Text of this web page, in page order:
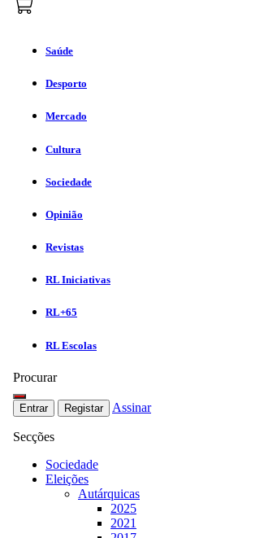
Saúde
Desporto
Mercado
Cultura
Sociedade
Opinião
Revistas
RL Iniciativas
RL+65
RL Escolas
Procurar
Entrar Registar Assinar
Secções
Sociedade
Eleições
Autárquicas
2025
2021